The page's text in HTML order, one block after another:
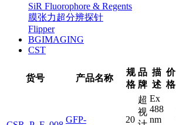
SiR Fluorophore & Regents
膜张力超分辨探针
Flipper
BGIMAGING
CST
货号 产品名称
规
格
品
牌
描
述
价
格
GFP-
20
超
视
Ex
488
nm